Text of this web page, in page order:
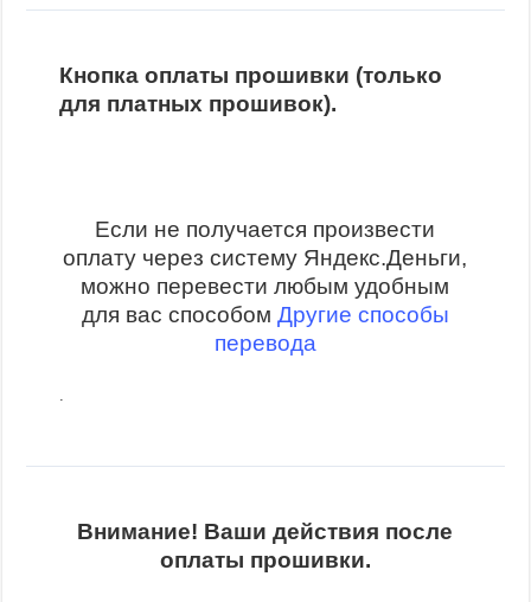
Кнопка оплаты прошивки (только
для платных прошивок).
Если не получается произвести
оплату через систему Яндекс.Деньги,
можно перевести любым удобным
для вас способом Другие способы
перевода
.
Внимание! Ваши действия после
оплаты прошивки.